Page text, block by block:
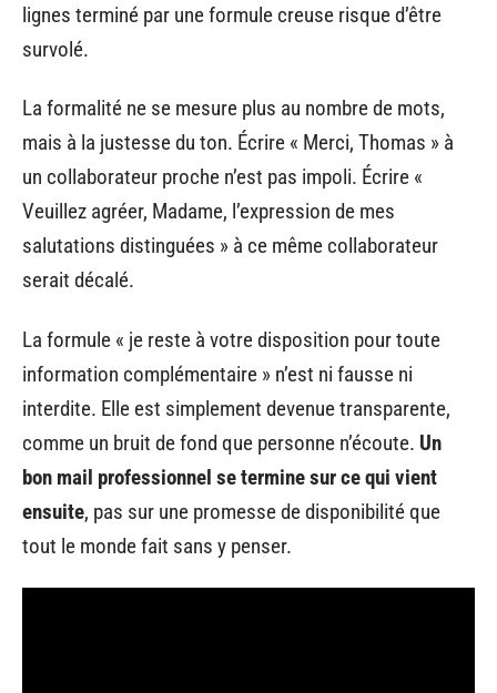
lignes terminé par une formule creuse risque d’être
survolé.
La formalité ne se mesure plus au nombre de mots,
mais à la justesse du ton. Écrire « Merci, Thomas » à
un collaborateur proche n’est pas impoli. Écrire «
Veuillez agréer, Madame, l’expression de mes
salutations distinguées » à ce même collaborateur
serait décalé.
La formule « je reste à votre disposition pour toute
information complémentaire » n’est ni fausse ni
interdite. Elle est simplement devenue transparente,
comme un bruit de fond que personne n’écoute. Un
bon mail professionnel se termine sur ce qui vient
ensuite, pas sur une promesse de disponibilité que
tout le monde fait sans y penser.